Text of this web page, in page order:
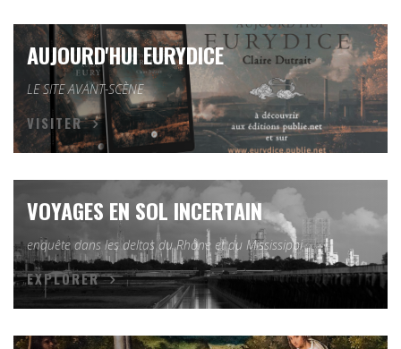
AUJOURD'HUI EURYDICE
LE SITE AVANT-SCÈNE
VISITER
VOYAGES EN SOL INCERTAIN
enquête dans les deltas du Rhône et du Mississippi
EXPLORER